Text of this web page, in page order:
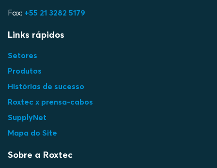
Fax: +55 21 3282 5179
Links rápidos
Setores
Produtos
Histórias de sucesso
Roxtec x prensa-cabos
SupplyNet
Mapa do Site
Sobre a Roxtec